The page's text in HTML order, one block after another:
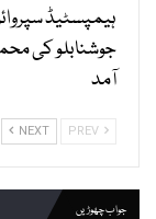
ہیمپسٹیڈ
جوشنابلو کی
آمد
NEXT
جواب چھوڑیں